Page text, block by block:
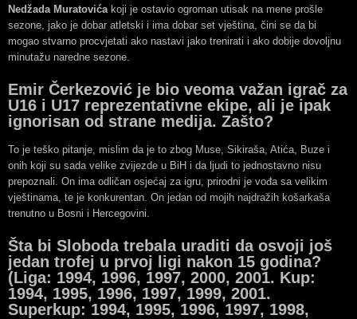
Nedžada Muratovićakoji je ostavio ogroman utisak na mene prošle
sezone, jako je dobar atletski i ima dobar set vještina, čini se da bi
mogao stvarno procvjetati ako nastavi jako trenirati i ako dobije dovoljnu
minutažu naredne sezone.
Emir Čerkezović je bio veoma važan igrač za
U16 i U17 reprezentativne ekipe, ali je ipak
ignorisan od strane medija. Zašto?
To je teško pitanje, mislim da je to zbog Muse, Sikiraša, Atića, Buze i
onih koji su sada velike zvijezde u BiH i da ljudi to jednostavno nisu
prepoznali. On ima odličan osjećaj za igru, prirodni je vođa sa velikim
vještinama, te je konkurentan. On jedan od mojih najdražih košarkaša
trenutno u Bosni i Hercegovini.
Šta bi Sloboda trebala uraditi da osvoji još
jedan trofej u prvoj ligi nakon 15 godina?
(Liga: 1994, 1996, 1997, 2000, 2001. Kup:
1994, 1995, 1996, 1997, 1999, 2001.
Superkup: 1994, 1995, 1996, 1997, 1998,